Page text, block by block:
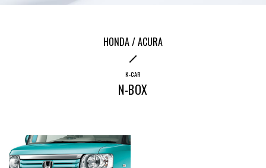
HONDA / ACURA
K-CAR
N-BOX